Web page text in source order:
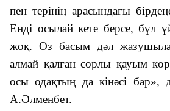
пен терінің арасындағы
Енді осылай кете берсе, бұл
жоқ. Өз басым дәл
алмай қалған сорлы қауым
осы одақтың да кінәсі бар»,
А.Әлменбет.